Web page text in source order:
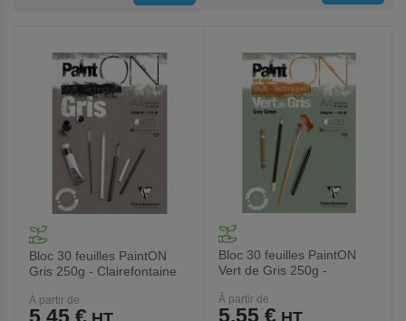
FAVORIS FAVORIS
Bloc 30 feuilles PaintON
Gris 250g - Clairefontaine
À partir de
5,45 €
Bloc 30 feuilles PaintON
Vert de Gris 250g -
À partir de
5,55 €